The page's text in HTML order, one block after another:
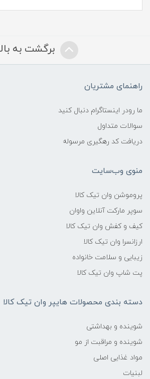
برگشت به
راهنمای مشتریان
ما رودر اینستاگرام دنبال کنید
سوالات متداول
دریافت کد رهگیری مرسوله
منوی وب‌سایت
پروموشن وان تیک کالا
سوپر مارکت آنلاین واوان
کیف و کفش وان تیک کالا
ارزانسرا وان تیک کالا
زیبایی و سلامت خانواده
پت شاپ وان تیک کالا
دسته بندی محصولات هایپر وان تیک کالا
شوینده و بهداشتی
شوینده و مراقبت از مو
مواد غذایی اصلی
لبنیات